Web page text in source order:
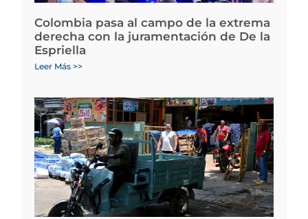
Colombia pasa al campo de la extrema
derecha con la juramentación de De la
Espriella
Leer Más >>